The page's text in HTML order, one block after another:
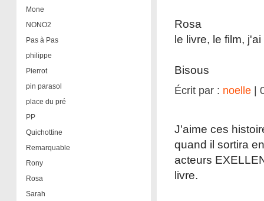
Mone
NONO2
Pas à Pas
philippe
Pierrot
pin parasol
place du pré
PP
Quichottine
Remarquable
Rony
Rosa
Sarah
Rosa
le livre, le film,
Bisous
Écrit par : noelle|
J'aime ces
quand il sortira
acteurs
livre.